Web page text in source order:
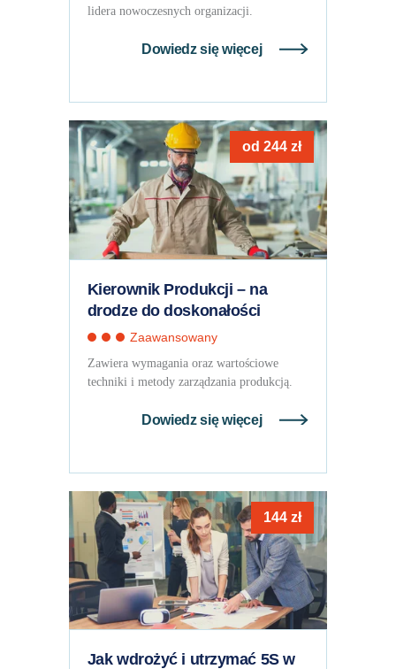
lidera nowoczesnych organizacji.
Dowiedz się więcej
od244zł
Kierownik Produkcji – na
drodze do doskonałości
Zaawansowany
Zawiera wymagania oraz wartościowe
techniki i metody zarządzania produkcją.
Dowiedz się więcej
144zł
Jak wdrożyć i utrzymać 5S w